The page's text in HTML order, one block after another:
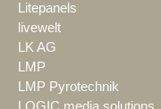
Litepanels
livewelt
LK AG
LMP
LMP Pyrotechnik